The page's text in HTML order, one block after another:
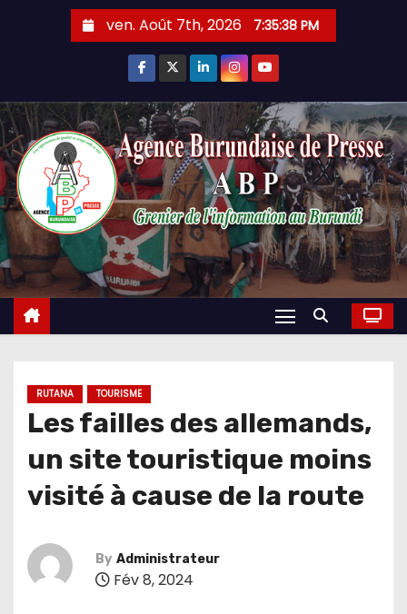
ven. Août 7th, 2026 7:35:39 PM
RUTANA TOURISME
Les failles des allemands,
un site touristique moins
visité à cause de la route
By Administrateur
Fév 8, 2024